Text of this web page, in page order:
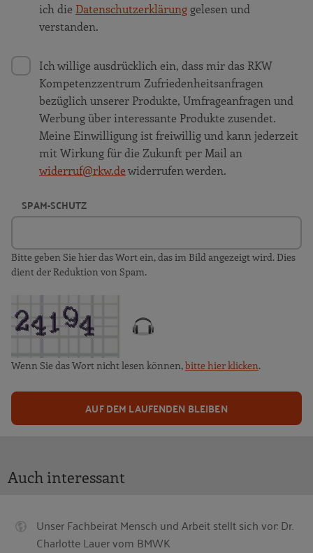
ich die Datenschutzerklärunggelesen und
verstanden.
Ich willige ausdrücklich ein, dass mir das RKW
Kompetenzzentrum Zufriedenheitsanfragen
bezüglich unserer Produkte, Umfrageanfragen und
Werbung über interessante Produkte zusendet.
Meine Einwilligung ist freiwillig und kann jederzeit
mit Wirkung für die Zukunft per Mail an
widerruf@rkw.dewiderrufen werden.
SPAM-SCHUTZ
Bitte geben Sie hier das Wort ein, das im Bild angezeigt wird. Dies
dient der Reduktion von Spam.
Wenn Sie das Wort nicht lesen können, bitte hier klicken.
AUF DEM LAUFENDEN BLEIBEN
Auch interessant
Unser Fachbeirat Mensch und Arbeit stellt sich vor: Dr.
Charlotte Lauer vom BMWK